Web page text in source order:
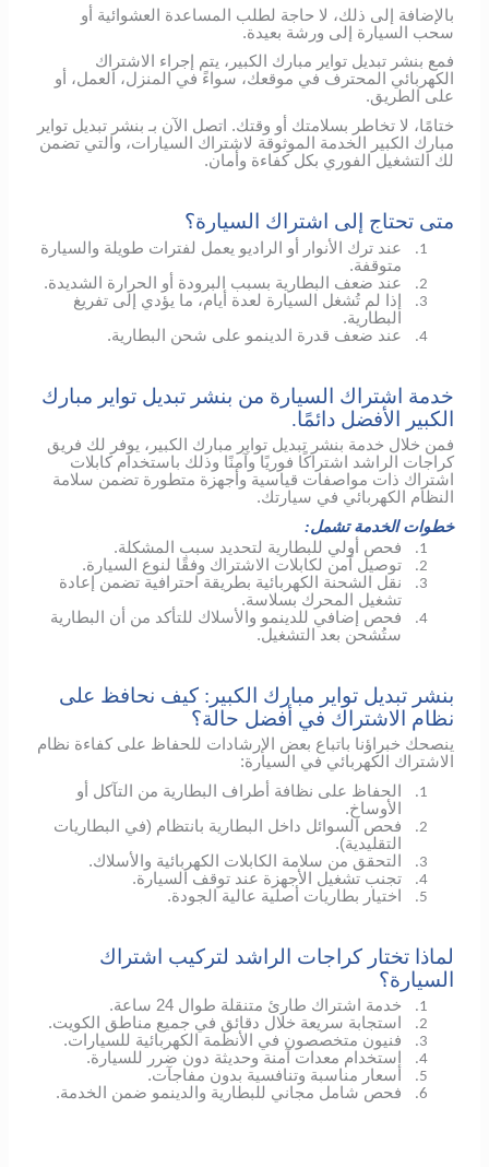
بالإضافة إلى ذلك، لا حاجة لطلب المساعدة العشوائية أو
سحب السيارة إلى ورشة بعيدة.
فمع بنشر تبديل تواير مبارك الكبير، يتم إجراء الاشتراك
الكهربائي المحترف في موقعك، سواءً في المنزل، العمل، أو
على الطريق.
ختامًا، لا تخاطر بسلامتك أو وقتك. اتصل الآن بـ بنشر تبديل تواير
مبارك الكبير الخدمة الموثوقة لاشتراك السيارات، والتي تضمن
لك التشغيل الفوري بكل كفاءة وأمان.
متى تحتاج إلى اشتراك السيارة؟
1.
عند ترك الأنوار أو الراديو يعمل لفترات طويلة والسيارة
متوقفة.
2. عند ضعف البطارية بسبب البرودة أو الحرارة الشديدة.
3.
إذا لم تُشغل السيارة لعدة أيام، ما يؤدي إلى تفريغ
البطارية.
4. عند ضعف قدرة الدينمو على شحن البطارية.
خدمة اشتراك السيارة من بنشر تبديل تواير مبارك
الكبير الأفضل دائمًا.
فمن خلال خدمة بنشر تبديل تواير مبارك الكبير، يوفر لك فريق
كراجات الراشد اشتراكًا فوريًا وآمنًا وذلك باستخدام كابلات
اشتراك ذات مواصفات قياسية وأجهزة متطورة تضمن سلامة
النظام الكهربائي في سيارتك.
خطوات الخدمة تشمل:
1. فحص أولي للبطارية لتحديد سبب المشكلة.
2. توصيل آمن لكابلات الاشتراك وفقًا لنوع السيارة.
3.
نقل الشحنة الكهربائية بطريقة احترافية تضمن إعادة
تشغيل المحرك بسلاسة.
4. فحص إضافي للدينمو والأسلاك للتأكد من أن البطارية
ستُشحن بعد التشغيل.
بنشر تبديل تواير مبارك الكبير: كيف نحافظ على
نظام الاشتراك في أفضل حالة؟
ينصحك خبراؤنا باتباع بعض الإرشادات للحفاظ على كفاءة نظام
الاشتراك الكهربائي في السيارة:
1.
الحفاظ على نظافة أطراف البطارية من التآكل أو
الأوساخ.
2.
فحص السوائل داخل البطارية بانتظام (في البطاريات
التقليدية).
3. التحقق من سلامة الكابلات الكهربائية والأسلاك.
4. تجنب تشغيل الأجهزة عند توقف السيارة.
5. اختيار بطاريات أصلية عالية الجودة.
لماذا تختار كراجات الراشد لتركيب اشتراك
السيارة؟
1. خدمة اشتراك طارئ متنقلة طوال 24 ساعة.
2. استجابة سريعة خلال دقائق في جميع مناطق الكويت.
3. فنيون متخصصون في الأنظمة الكهربائية للسيارات.
4. استخدام معدات آمنة وحديثة دون ضرر للسيارة.
5. أسعار مناسبة وتنافسية بدون مفاجآت.
6. فحص شامل مجاني للبطارية والدينمو ضمن الخدمة.